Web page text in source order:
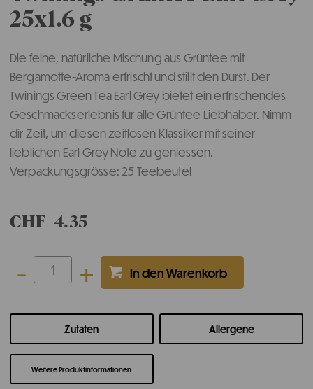
25x1.6 g
Die feine, natürliche Mischung aus Grüntee mit
Bergamotte-Aroma erfrischt und stillt den Durst. Der
Twinings Green Tea Earl Grey bietet ein erfrischendes
Geschmackserlebnis für alle Grüntee Liebhaber. Nimm
dir Zeit, um diesen zeitlosen Klassiker mit seiner
lieblichen Earl Grey Note zu geniessen.
Verpackungsgrösse: 25 Teebeutel
CHF 4.35
- +
Zutaten Allergene
Weitere Produktinformationen